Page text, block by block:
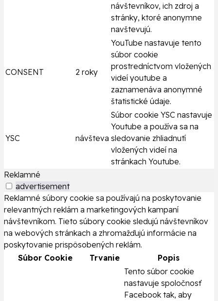
návštevníkov, ich zdroj a
stránky, ktoré anonymne
navštevujú.
CONSENT 2 roky
YouTube nastavuje tento
súbor cookie
prostredníctvom vložených
videí youtube a
zaznamenáva anonymné
štatistické údaje.
YSC návšteva
Súbor cookie YSC nastavuje
Youtube a používa sa na
sledovanie zhliadnutí
vložených videí na
stránkach Youtube.
Reklamné
advertisement
Reklamné súbory cookie sa používajú na poskytovanie
relevantných reklám a marketingových kampaní
návštevníkom. Tieto súbory cookie sledujú návštevníkov
na webových stránkach a zhromažďujú informácie na
poskytovanie prispôsobených reklám.
Súbor Cookie
Trvanie Popis
Tento súbor cookie
nastavuje spoločnosť
Facebook tak, aby